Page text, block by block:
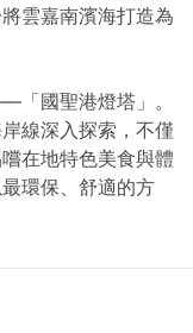
雲嘉南濱海打造為
「國聖港燈塔」。
線深入探索，不僅
在地特色美食與體
環保、舒適的方